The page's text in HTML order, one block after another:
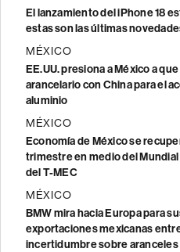
El lanzamiento del iPhone 18
estas son las últimas
MÉXICO
EE.UU. presiona a México a
arancelario con China para el
aluminio
MÉXICO
Economía de México se
trimestre en medio del
del T-MEC
MÉXICO
BMW mira hacia Europa para
exportaciones mexicanas
incertidumbre sobre aranceles